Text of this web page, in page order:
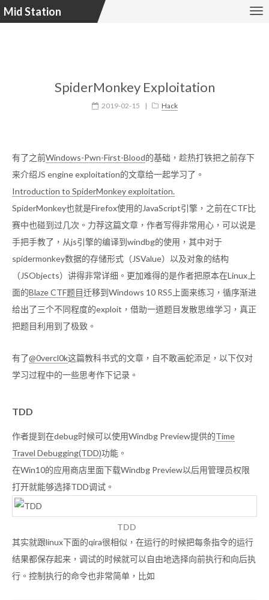
Mid Station
SpiderMonkey Exploitation
2019-02-15 | Hack
有了之前Windows-Pwn-First-Blood的基础，趁热打铁把之前存下
来介绍JS engine exploitation的文章给一起学习了。
Introduction to SpiderMonkey exploitation.
SpiderMonkey也就是Firefox使用的JavaScript引擎，之前在CTF比
赛中也碰到过几次。力荐这篇文章，作者写得非常用心，可以说是
手把手教了，从js引擎的编译到windbg的使用，其中对于
spidermonkey数据的存储形式（JSValue）以及对象的结构
（JSObjects）讲得非常详细。更加难得的是作者把原本在Linux上
面的Blaze CTF题目迁移到Windows 10 RS5上面来练习，循序渐进
给出了三个不同程度的exploit，借助一道题目发散思维学习，真正
把题目利用到了极致。
有了@0vercl0k这篇教科书式的文章，自不敢画蛇添足，以下仅对
学习过程中的一些思考作下记录。
TDD
作者提到在debug时候可以使用Windbg Preview提供的Time
Travel Debugging(TDD)功能。
在Win10的应用商店里面下载Windbg Preview以后用管理员权限
打开就能够选择TDD调试。
TDD
其实就跟linux下面的qira很相似，在运行的时候把每条指令的运行
结果都保存起来，调试的时候就可以自由地选择向前执行和向后执
行。控制执行的命令也非常简单，比如